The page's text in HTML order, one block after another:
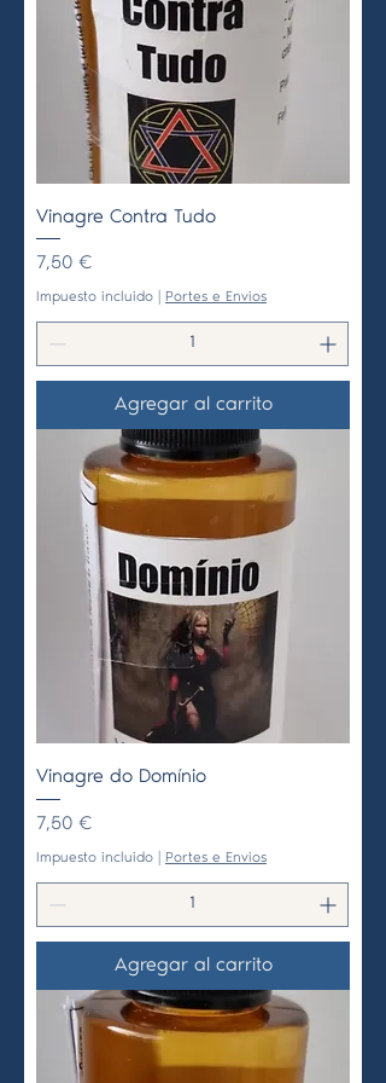
Vinagre Contra Tudo
Precio
7,50 €
Impuesto incluido Portes e Envios
Agregar al carrito
Vinagre do Domínio
Precio
7,50 €
Impuesto incluido Portes e Envios
Agregar al carrito